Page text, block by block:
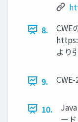
8.
CWE
より
9.
10.
ード